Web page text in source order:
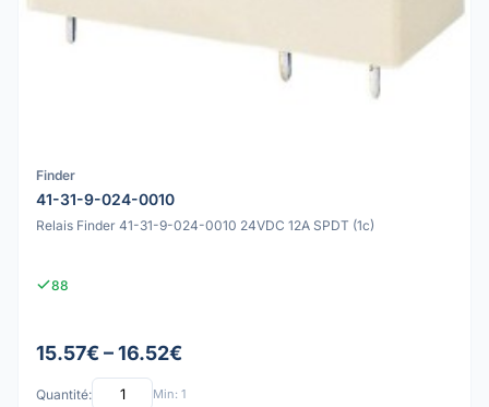
Finder
41-31-9-024-0010
Relais Finder 41-31-9-024-0010 24VDC 12A SPDT (1c)
88
15.57€ – 16.52€
Quantité: Min: 1